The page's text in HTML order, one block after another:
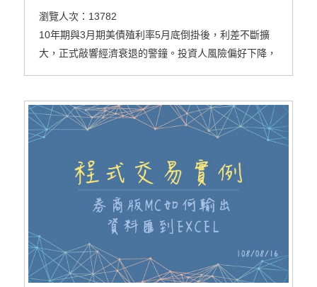
瀏覽人次：13782
10年期與3月期美債殖利率5月底倒掛後，利差不斷擴
大，正式敲響經濟衰退的警鐘。投資人風險偏好下降，